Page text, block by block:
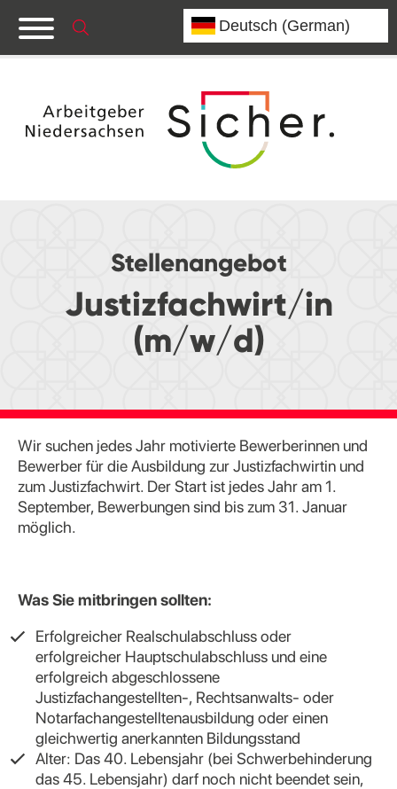
Stellenangebot
Justizfachwirt/in
(m/w/d)
Wir suchen jedes Jahr motivierte Bewerberinnen und
Bewerber für die Ausbildung zur Justizfachwirtin und
zum Justizfachwirt. Der Start ist jedes Jahr am 1.
September, Bewerbungen sind bis zum 31. Januar
möglich.
Was Sie mitbringen sollten:
Erfolgreicher Realschulabschluss oder
erfolgreicher Hauptschulabschluss und eine
erfolgreich abgeschlossene
Justizfachangestellten-, Rechtsanwalts- oder
Notarfachangestelltenausbildung oder einen
gleichwertig anerkannten Bildungsstand
Alter: Das 40. Lebensjahr (bei Schwerbehinderung
das 45. Lebensjahr) darf noch nicht beendet sein,